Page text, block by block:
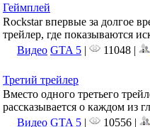
Геймплей
Rockstar впервые за долгое
трейлер, где показываются
Видео GTA 5 | 11048 |
Третий трейлер
Вместо одного третьего
рассказывается о каждом из
Видео GTA 5 | 10556 |